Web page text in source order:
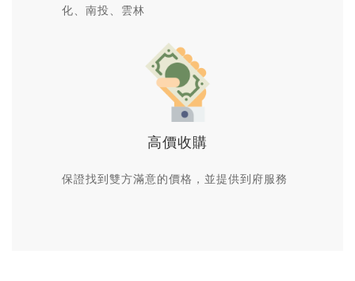
化、南投、雲林
高價收購
保證找到雙方滿意的價格，並提供到府服務